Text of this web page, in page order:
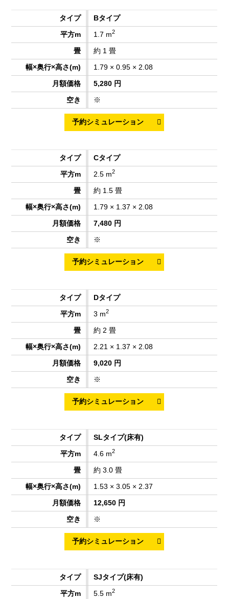
Bタイプ
1.7 m2
約 1 畳
1.79 × 0.95 × 2.08
5,280 円
※
Cタイプ
2.5 m2
約 1.5 畳
1.79 × 1.37 × 2.08
7,480 円
※
Dタイプ
3 m2
約 2 畳
2.21 × 1.37 × 2.08
9,020 円
※
SLタイプ(床有)
4.6 m2
約 3.0 畳
1.53 × 3.05 × 2.37
12,650 円
※
SJタイプ(床有)
5.5 m2